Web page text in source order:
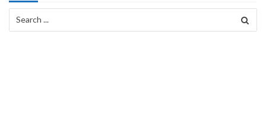
i
ó
for: